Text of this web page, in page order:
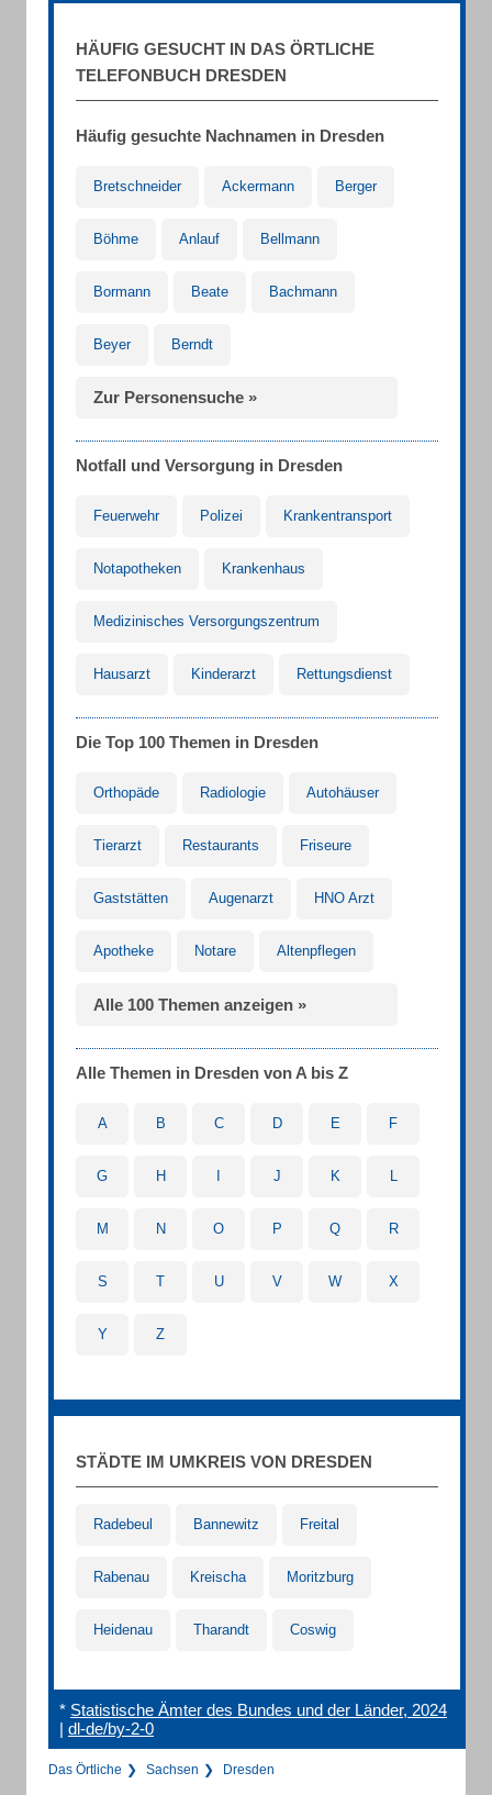
HÄUFIG GESUCHT IN DAS ÖRTLICHE
TELEFONBUCH DRESDEN
Häufig gesuchte Nachnamen in Dresden
Bretschneider Ackermann Berger
Böhme Anlauf Bellmann
Bormann Beate Bachmann
Beyer Berndt
Zur Personensuche »
Notfall und Versorgung in Dresden
Feuerwehr Polizei Krankentransport
Notapotheken Krankenhaus
Medizinisches Versorgungszentrum
Hausarzt Kinderarzt Rettungsdienst
Die Top 100 Themen in Dresden
Orthopäde Radiologie Autohäuser
Tierarzt Restaurants Friseure
Gaststätten Augenarzt HNO Arzt
Apotheke Notare Altenpflegen
Alle 100 Themen anzeigen »
Alle Themen in Dresden von A bis Z
A B C D E F
G H J K L
M N O P Q R
S T U V W X
Y Z
STÄDTE IM UMKREIS VON DRESDEN
Radebeul Bannewitz Freital
Rabenau Kreischa Moritzburg
Heidenau Tharandt Coswig
* Statistische Ämter des Bundes und der Länder, 2024
| dl-de/by-2-0
Das Örtliche Sachsen Dresden